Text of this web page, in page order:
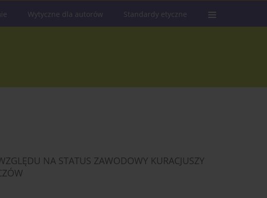
Wytyczne dla autorów Standardy etyczne
NA STATUS ZAWODOWY KURACJUSZY